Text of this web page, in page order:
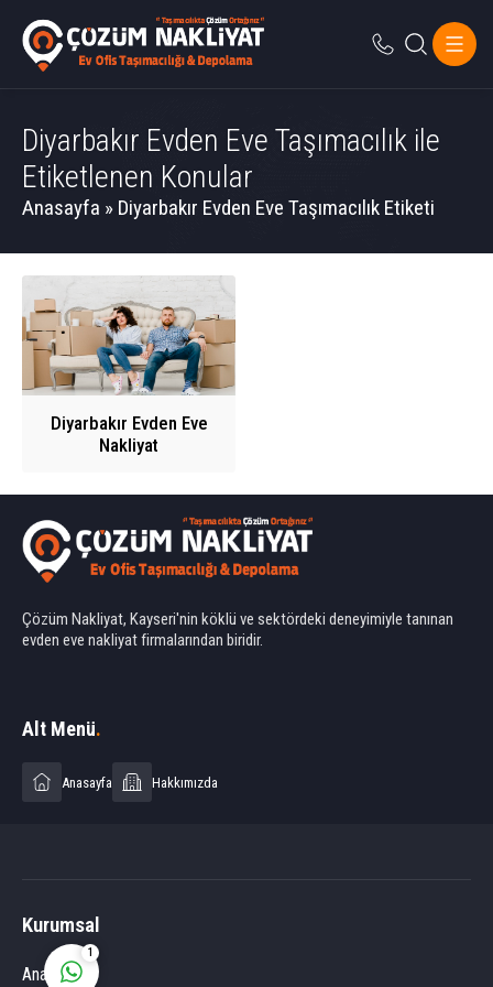
Diyarbakır Evden Eve Taşımacılık ile
Etiketlenen Konular
Anasayfa » Diyarbakır Evden Eve Taşımacılık Etiketi
Diyarbakır Evden Eve
Nakliyat
Çözüm Nakliyat, Kayseri'nin köklü ve sektördeki deneyimiyle tanınan
evden eve nakliyat firmalarından biridir.
Alt Menü.
Anasayfa Hakkımızda
Kurumsal
Anasayfa
1